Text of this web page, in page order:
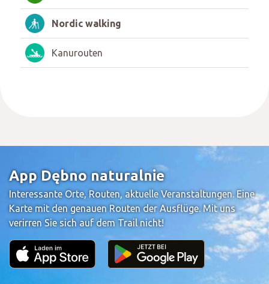
Nordic walking
Kanurouten
App Dębno naturalnie
Interessante Orte, Routen, aktuelle Veranstaltungen. Eine
Karte mit den genauen Routen der Ausflüge. Mit uns
verirren Sie sich auf dem Trail nicht!